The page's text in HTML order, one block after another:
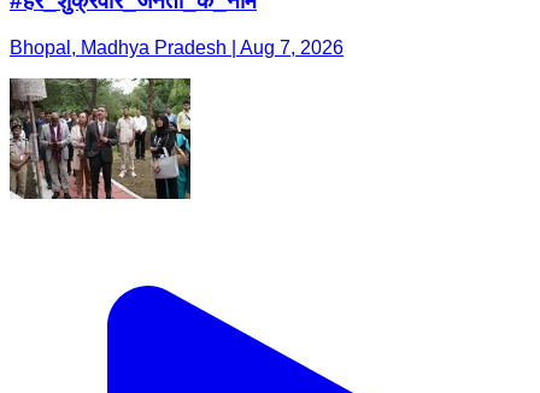
Bhopal, Madhya Pradesh | Aug 7, 2026